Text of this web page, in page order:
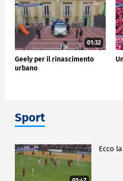
01:32
Geely per il rinascimento
urbano
Sport
Ecco